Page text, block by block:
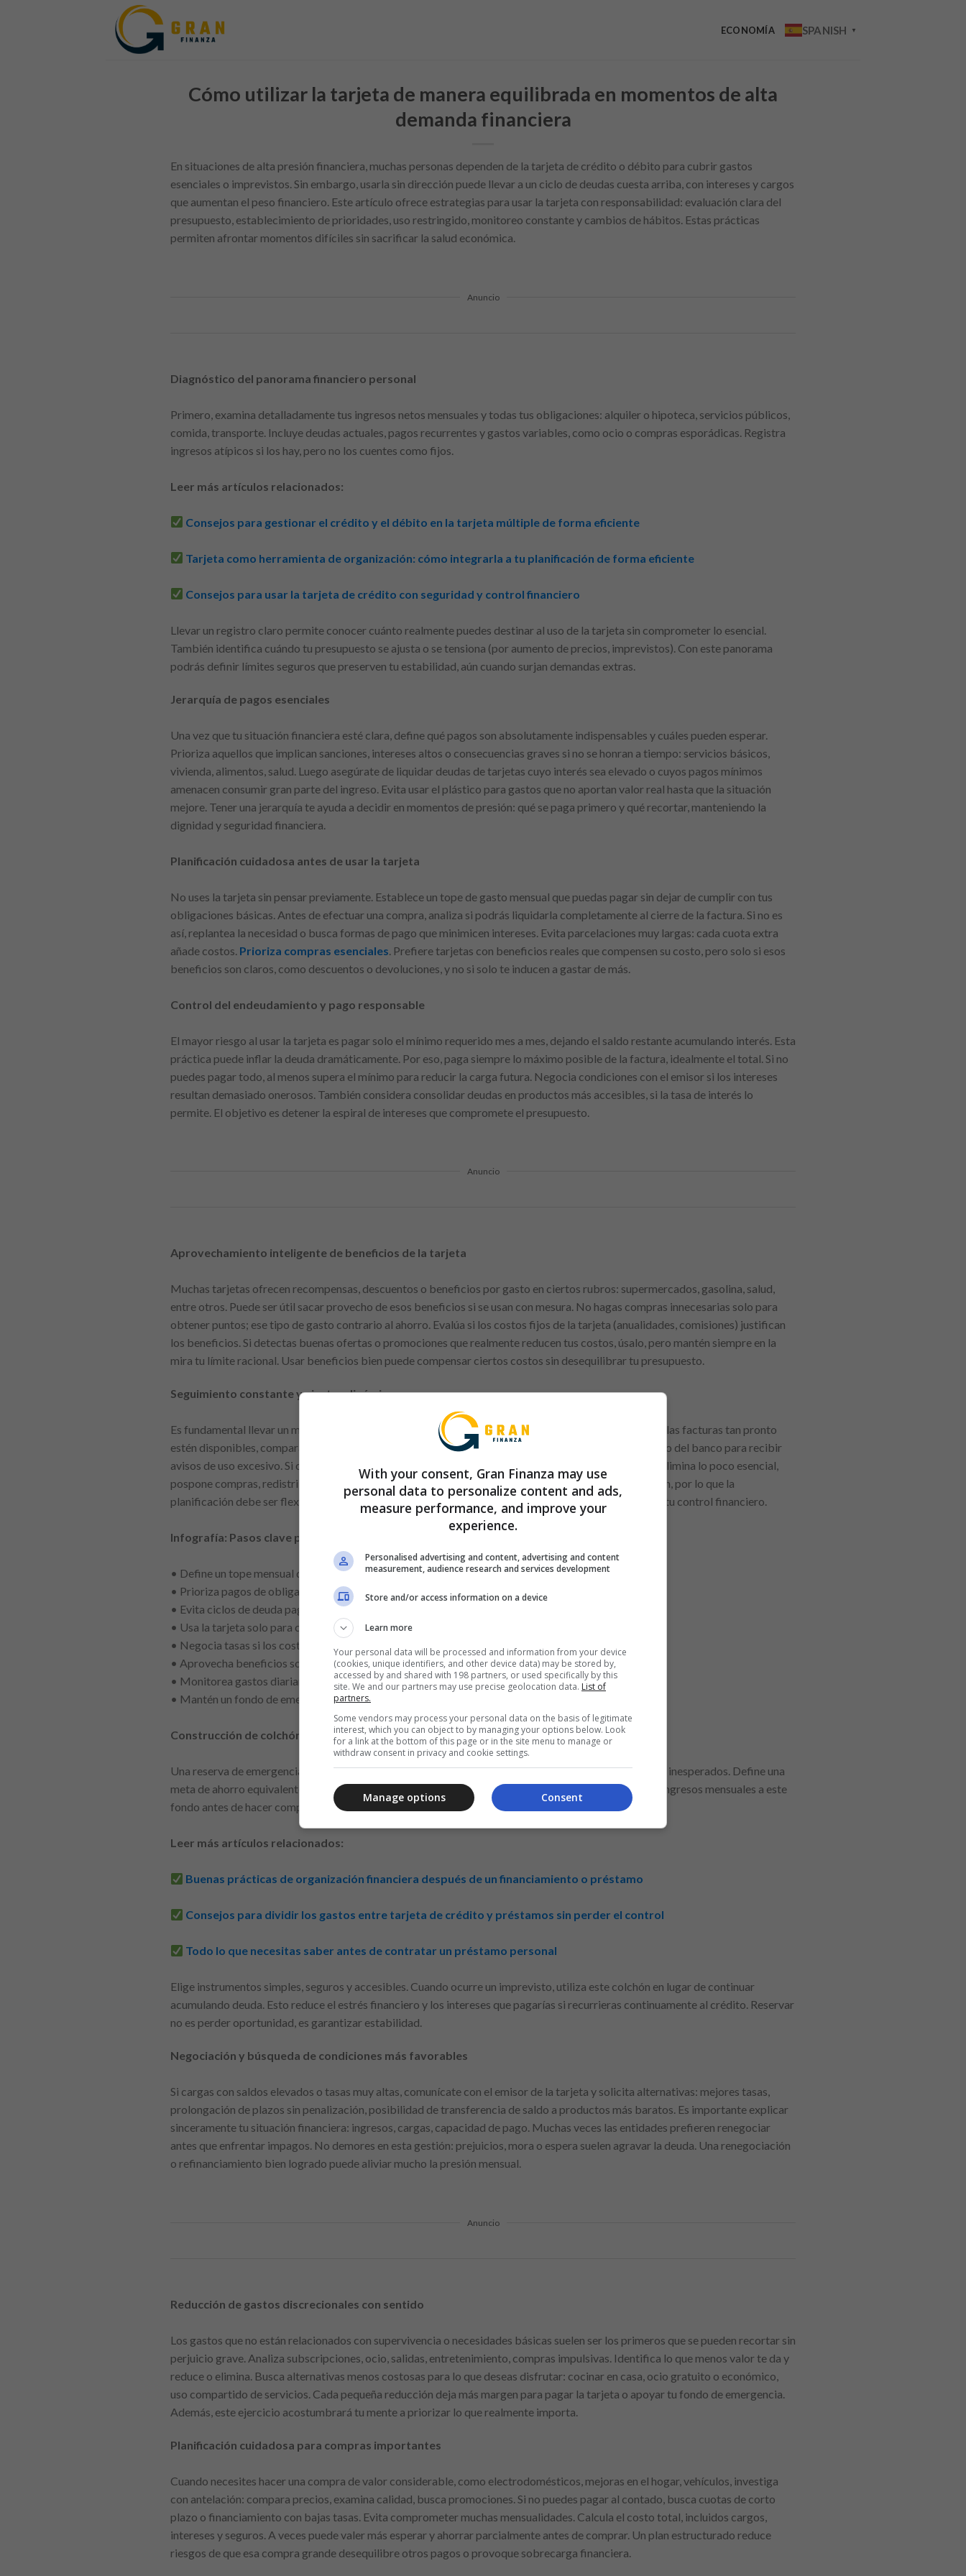
ECONOMÍA SPANISH ▼
Cómo utilizar la tarjeta de manera equilibrada en momentos de alta
demanda financiera
En situaciones de alta presión financiera, muchas personas dependen de la tarjeta de crédito o débito para cubrir gastos
esenciales o imprevistos. Sin embargo, usarla sin dirección puede llevar a un ciclo de deudas cuesta arriba, con intereses y cargos
que aumentan el peso financiero. Este artículo ofrece estrategias para usar la tarjeta con responsabilidad: evaluación clara del
presupuesto, establecimiento de prioridades, uso restringido, monitoreo constante y cambios de hábitos. Estas prácticas
permiten afrontar momentos difíciles sin sacrificar la salud económica.
Anuncio
Diagnóstico del panorama financiero personal
Primero, examina detalladamente tus ingresos netos mensuales y todas tus obligaciones: alquiler o hipoteca, servicios públicos,
comida, transporte. Incluye deudas actuales, pagos recurrentes y gastos variables, como ocio o compras esporádicas. Registra
ingresos atípicos si los hay, pero no los cuentes como fijos.
Leer más artículos relacionados:
Consejos para gestionar el crédito y el débito en la tarjeta múltiple de forma eficiente
Tarjeta como herramienta de organización: cómo integrarla a tu planificación de forma eficiente
Consejos para usar la tarjeta de crédito con seguridad y control financiero
Llevar un registro claro permite conocer cuánto realmente puedes destinar al uso de la tarjeta sin comprometer lo esencial.
También identifica cuándo tu presupuesto se ajusta o se tensiona (por aumento de precios, imprevistos). Con este panorama
podrás definir límites seguros que preserven tu estabilidad, aún cuando surjan demandas extras.
Jerarquía de pagos esenciales
Una vez que tu situación financiera esté clara, define qué pagos son absolutamente indispensables y cuáles pueden esperar.
Prioriza aquellos que implican sanciones, intereses altos o consecuencias graves si no se honran a tiempo: servicios básicos,
vivienda, alimentos, salud. Luego asegúrate de liquidar deudas de tarjetas cuyo interés sea elevado o cuyos pagos mínimos
amenacen consumir gran parte del ingreso. Evita usar el plástico para gastos que no aportan valor real hasta que la situación
mejore. Tener una jerarquía te ayuda a decidir en momentos de presión: qué se paga primero y qué recortar, manteniendo la
dignidad y seguridad financiera.
Planificación cuidadosa antes de usar la tarjeta
No uses la tarjeta sin pensar previamente. Establece un tope de gasto mensual que puedas pagar sin dejar de cumplir con tus
obligaciones básicas. Antes de efectuar una compra, analiza si podrás liquidarla completamente al cierre de la factura. Si no es
así, replantea la necesidad o busca formas de pago que minimicen intereses. Evita parcelaciones muy largas: cada cuota extra
añade costos. Prioriza compras esenciales . Prefiere tarjetas con beneficios reales que compensen su costo, pero solo si esos
beneficios son claros, como descuentos o devoluciones, y no si solo te inducen a gastar de más.
Control del endeudamiento y pago responsable
El mayor riesgo al usar la tarjeta es pagar solo el mínimo requerido mes a mes, dejando el saldo restante acumulando interés. Esta
práctica puede inflar la deuda dramáticamente. Por eso, paga siempre lo máximo posible de la factura, idealmente el total. Si no
puedes pagar todo, al menos supera el mínimo para reducir la carga futura. Negocia condiciones con el emisor si los intereses
resultan demasiado onerosos. También considera consolidar deudas en productos más accesibles, si la tasa de interés lo
permite. El objetivo es detener la espiral de intereses que compromete el presupuesto.
Anuncio
Aprovechamiento inteligente de beneficios de la tarjeta
Muchas tarjetas ofrecen recompensas, descuentos o beneficios por gasto en ciertos rubros: supermercados, gasolina, salud,
entre otros. Puede ser útil sacar provecho de esos beneficios si se usan con mesura. No hagas compras innecesarias solo para
obtener puntos; ese tipo de gasto contrario al ahorro. Evalúa si los costos fijos de la tarjeta (anualidades, comisiones) justifican
los beneficios. Si detectas buenas ofertas o promociones que realmente reducen tus costos, úsalo, pero mantén siempre en la
mira tu límite racional. Usar beneficios bien puede compensar ciertos costos sin desequilibrar tu presupuesto.
Seguimiento constante y ajustes dinámicos
Es fundamental llevar un monitoreo continuo de cuánto gastas con la tarjeta durante cada mes. Revisa las facturas tan pronto
estén disponibles, compara con el presupuesto planificado, detecta desviaciones. Usa alertas móviles o del banco para recibir
avisos de uso excesivo. Si observas que te acercas al límite de lo saludable, revisa tus gastos y ajusta: elimina lo poco esencial,
pospone compras, redistribuye gastos. Las metas pueden cambiar cuando los ingresos o precios varían, por lo que la
planificación debe ser flexible. Este seguimiento evita sorpresas al cierre del ciclo de pago y preserva tu control financiero.
Infografía: Pasos clave para un uso equilibrado de la tarjeta
• Define un tope mensual de gasto que seas capaz de pagar por completo.
• Prioriza pagos de obligaciones críticas, con alto costo de mora.
• Evita ciclos de deuda pagando solo lo mínimo.
• Usa la tarjeta solo para compras planificadas.
• Negocia tasas si los costos son excesivos.
• Aprovecha beneficios solo si realmente reducen tu carga.
• Monitorea gastos diariamente o semanalmente.
• Mantén un fondo de emergencia para imprevistos sin recurrir al crédito.
Construcción de colchón financiero ante imprevistos
Una reserva de emergencia es una protección que limita la necesidad de recurrir al crédito ante gastos inesperados. Define una
meta de ahorro equivalente a unos cuantos meses de gastos fijos esenciales. Destina una parte de tus ingresos mensuales a este
fondo antes de hacer compras no urgentes.
Leer más artículos relacionados:
Buenas prácticas de organización financiera después de un financiamiento o préstamo
Consejos para dividir los gastos entre tarjeta de crédito y préstamos sin perder el control
Todo lo que necesitas saber antes de contratar un préstamo personal
Elige instrumentos simples, seguros y accesibles. Cuando ocurre un imprevisto, utiliza este colchón en lugar de continuar
acumulando deuda. Esto reduce el estrés financiero y los intereses que pagarías si recurrieras continuamente al crédito. Reservar
no es perder oportunidad, es garantizar estabilidad.
Negociación y búsqueda de condiciones más favorables
Si cargas con saldos elevados o tasas muy altas, comunícate con el emisor de la tarjeta y solicita alternativas: mejores tasas,
prolongación de plazos sin penalización, posibilidad de transferencia de saldo a productos más baratos. Es importante explicar
sinceramente tu situación financiera: ingresos, cargas, capacidad de pago. Muchas veces las entidades prefieren renegociar
antes que enfrentar impagos. No demores en esta gestión: prejuicios, mora o espera suelen agravar la deuda. Una renegociación
o refinanciamiento bien logrado puede aliviar mucho la presión mensual.
Anuncio
Reducción de gastos discrecionales con sentido
Los gastos que no están relacionados con supervivencia o necesidades básicas suelen ser los primeros que se pueden recortar sin
perjuicio grave. Analiza subscripciones, ocio, salidas, entretenimiento, compras impulsivas. Identifica lo que menos valor te da y
reduce o elimina. Busca alternativas menos costosas para lo que deseas disfrutar: cocinar en casa, ocio gratuito o económico,
uso compartido de servicios. Cada pequeña reducción deja más margen para pagar la tarjeta o apoyar tu fondo de emergencia.
Además, este ejercicio acostumbrará tu mente a priorizar lo que realmente importa.
Planificación cuidadosa para compras importantes
Cuando necesites hacer una compra de valor considerable, como electrodomésticos, mejoras en el hogar, vehículos, investiga
con antelación: compara precios, examina calidad, busca promociones. Si no puedes pagar al contado, busca cuotas de corto
plazo o financiamiento con bajas tasas. Evita comprometer muchas mensualidades. Calcula el costo total, incluidos cargos,
intereses y seguros. A veces puede valer más esperar y ahorrar parcialmente antes de comprar. Un plan estructurado reduce
riesgos de que esa compra grande desequilibre otros pagos o provoque sobrecarga financiera.
With your consent, Gran Finanza may use
personal data to personalize content and ads,
measure performance, and improve your
experience.
Personalised advertising and content, advertising and content
measurement, audience research and services development
Store and/or access information on a device
Learn more
Your personal data will be processed and information from your device
(cookies, unique identifiers, and other device data) may be stored by,
accessed by and shared with 198 partners, or used specifically by this
site. We and our partners may use precise geolocation data. List of
partners.
Some vendors may process your personal data on the basis of legitimate
interest, which you can object to by managing your options below. Look
for a link at the bottom of this page or in the site menu to manage or
withdraw consent in privacy and cookie settings.
Consent
Manage options